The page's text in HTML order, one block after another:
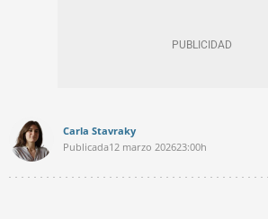
Carla Stavraky
Publicada12 marzo 202623:00h